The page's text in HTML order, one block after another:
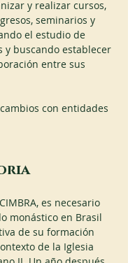
y realizar cursos,
seminarios y
el estudio de
y buscando establecer
entre sus
con entidades
es necesario
monástico en Brasil
de su formación
de la Iglesia